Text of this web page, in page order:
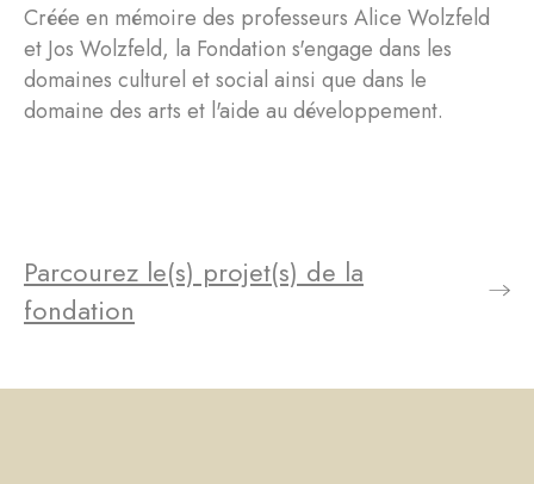
Créée en mémoire des professeurs Alice Wolzfeld
et Jos Wolzfeld, la Fondation s'engage dans les
domaines culturel et social ainsi que dans le
domaine des arts et l'aide au développement.
Parcourez le(s) projet(s) de la
fondation